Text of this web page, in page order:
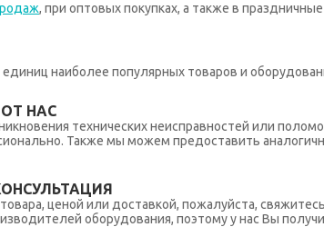
, при оптовых покупках, а также в
наиболее популярных товаров и
НАС
технических неисправностей или
Также мы можем предоставить
ценой или доставкой, пожалуйста,
оборудования, поэтому у нас Вы